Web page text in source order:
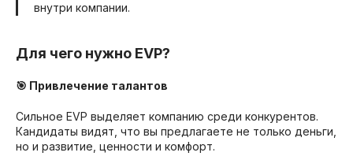
внутри компании.
Для чего нужно EVP?
🎯 Привлечение талантов
Сильное EVP выделяет компанию среди конкурентов.
Кандидаты видят, что вы предлагаете не только деньги,
но и развитие, ценности и комфорт.